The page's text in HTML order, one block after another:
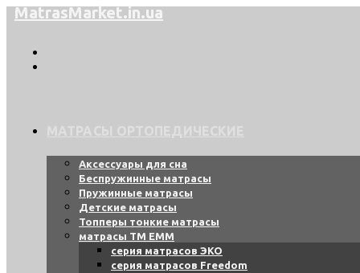
Перейти
MatrasMarket.in.ua
Аксессуары для сна
Беспружинные матрасы
Пружинные матрасы
Детские матрасы
Топперы тонкие матрасы
матрасы ТМ ЕММ
серия матрасов ЭКО
серия матрасов Freedom